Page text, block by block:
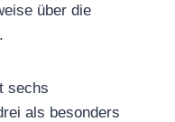
über die
sechs
als besonders